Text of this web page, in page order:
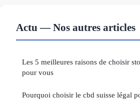
Actu — Nos autres articles
Les 5 meilleures raisons de choisir
pour vous
Pourquoi choisir le cbd suisse légal